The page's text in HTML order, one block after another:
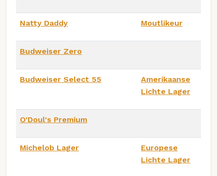
Natty Daddy Moutlikeur
Budweiser Zero
Budweiser Select 55
Amerikaanse
Lichte Lager
O'Doul's Premium
Michelob Lager
Europese
Lichte Lager